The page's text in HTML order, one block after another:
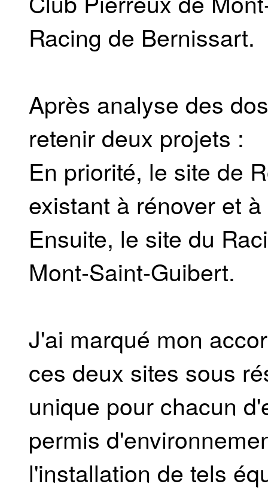
Racing de Bernissart.
Après analyse des
retenir deux projets :
En priorité, le site de
existant à rénover et
Ensuite, le site du
Mont-Saint-Guibert.
J'ai marqué mon
ces deux sites sous
unique pour chacun
permis
l'installation de tels